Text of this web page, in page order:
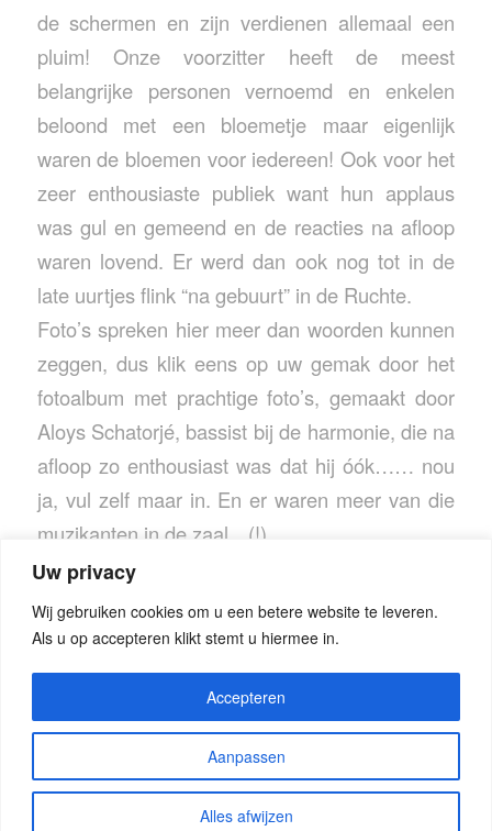
Uw privacy
Wij gebruiken cookies om u een betere website te leveren.
Als u op accepteren klikt stemt u hiermee in.
Aanpassen
Alles afwijzen
Accepteren
de schermen en zijn verdienen allemaal een
pluim! Onze voorzitter heeft de meest
belangrijke personen vernoemd en enkelen
beloond met een bloemetje maar eigenlijk
waren de bloemen voor iedereen! Ook voor het
zeer enthousiaste publiek want hun applaus
was gul en gemeend en de reacties na afloop
waren lovend. Er werd dan ook nog tot in de
late uurtjes flink “na gebuurt” in de Ruchte.
Foto’s spreken hier meer dan woorden kunnen
zeggen, dus klik eens op uw gemak door het
fotoalbum met prachtige foto’s, gemaakt door
Aloys Schatorjé, bassist bij de harmonie, die na
afloop zo enthousiast was dat hij óók…… nou
ja, vul zelf maar in. En er waren meer van die
muzikanten in de zaal…(!)